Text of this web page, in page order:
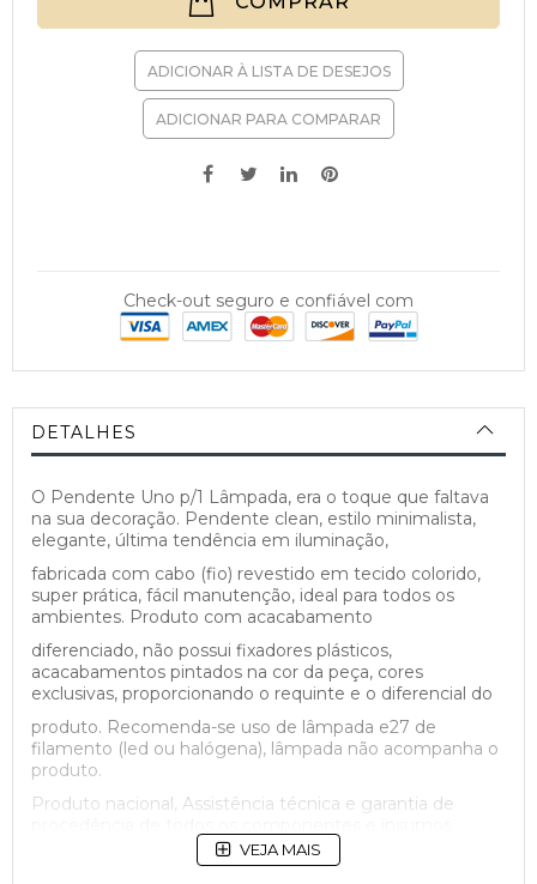
ADICIONAR À LISTA DE DESEJOS
ADICIONAR PARA COMPARAR
Check-out seguro e confiável com
DETALHES
O Pendente Uno p/1 Lâmpada, era o toque que faltava
na sua decoração. Pendente clean, estilo minimalista,
elegante, última tendência em iluminação,
fabricada com cabo (fio) revestido em tecido colorido,
super prática, fácil manutenção, ideal para todos os
ambientes. Produto com acacabamento
diferenciado, não possui fixadores plásticos,
acacabamentos pintados na cor da peça, cores
exclusivas, proporcionando o requinte e o diferencial do
produto. Recomenda-se uso de lâmpada e27 de
filamento (led ou halógena), lâmpada não acompanha o
produto.
Produto nacional, Assistência técnica e garantia de
utilizados na fabricação do produto. Produto
VEJA MAIS